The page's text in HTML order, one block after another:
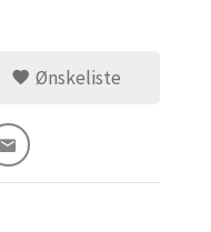
Ønskeliste